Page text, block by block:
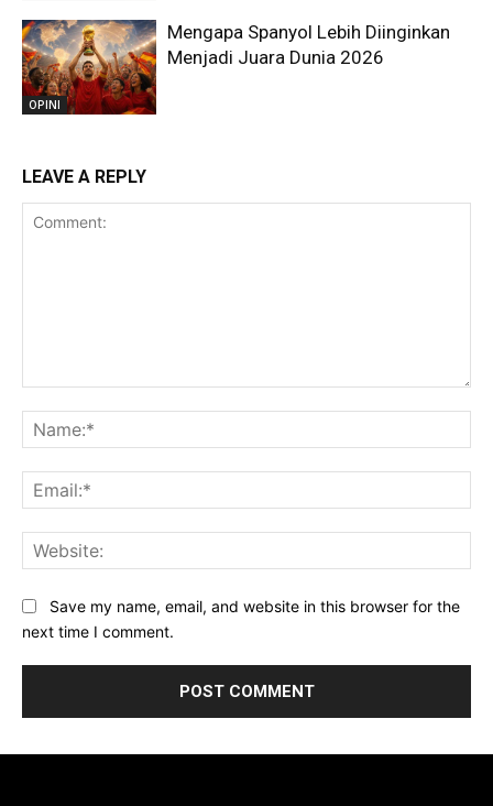
OPINI
Mengapa Spanyol Lebih Diinginkan
Menjadi Juara Dunia 2026
LEAVE A REPLY
Save my name, email, and website in this browser for the
next time I comment.